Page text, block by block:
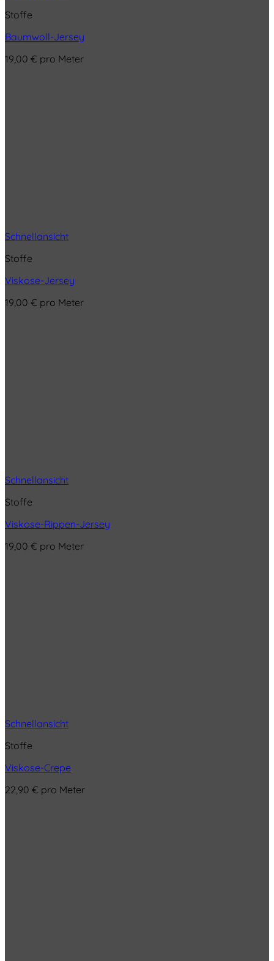
Stoffe
Baumwoll-Jersey
19,00 € pro Meter
Schnellansicht
Stoffe
Viskose-Jersey
19,00 € pro Meter
Schnellansicht
Stoffe
Viskose-Rippen-Jersey
19,00 € pro Meter
Schnellansicht
Stoffe
Viskose-Crepe
22,90 € pro Meter